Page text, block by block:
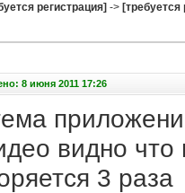
регистрация] -> [требуется
8 июня 2011 17:26
видно что
3 раза